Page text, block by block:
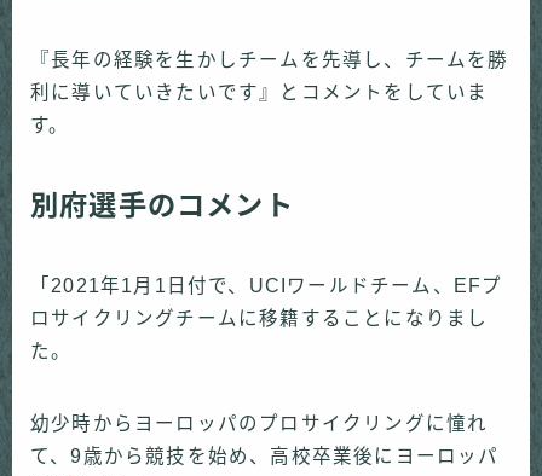
『長年の経験を生かしチームを先導し、チームを勝
利に導いていきたいです』とコメントをしていま
す。
別府選手のコメント
「2021年1月1日付で、UCIワールドチーム、EFプ
ロサイクリングチームに移籍することになりまし
た。
幼少時からヨーロッパのプロサイクリングに憧れ
て、9歳から競技を始め、高校卒業後にヨーロッパ